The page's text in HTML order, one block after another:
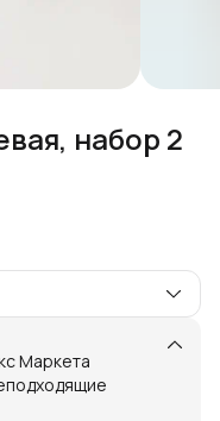
набор 2
Маркета